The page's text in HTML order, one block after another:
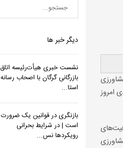
دیگر خبر ها
نشست خبری هیأت‌رئیسه اتاق
بازرگانی گرگان با اصحاب رسانه
استا...
بازنگری در قوانین یک ضرورت
است | در شرایط بحرانی
رویکردها نس...
امروز
و کشاورزی